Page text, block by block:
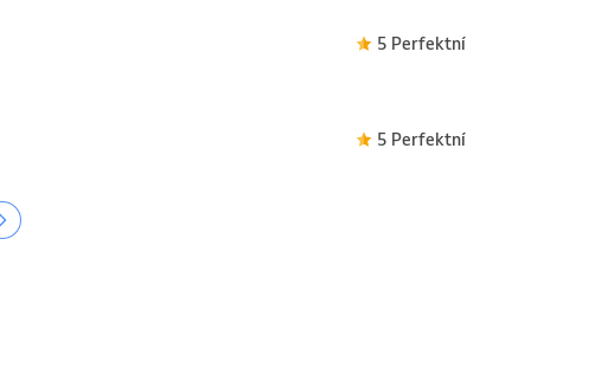
5 Perfektní
5 Perfektní